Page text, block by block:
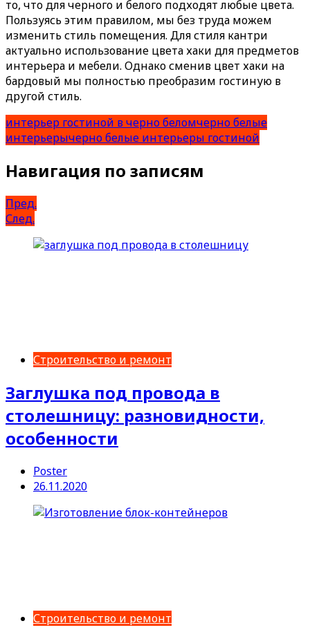
то, что для черного и белого подходят любые цвета.
Пользуясь этим правилом, мы без труда можем
изменить стиль помещения. Для стиля кантри
актуально использование цвета хаки для предметов
интерьера и мебели. Однако сменив цвет хаки на
бардовый мы полностью преобразим гостиную в
другой стиль.
интерьер гостиной в черно беломчерно белые
интерьерычерно белые интерьеры гостиной
Навигация по записям
Пред.
След.
Строительство и ремонт
Заглушка под провода в
столешницу: разновидности,
особенности
Poster
26.11.2020
Строительство и ремонт